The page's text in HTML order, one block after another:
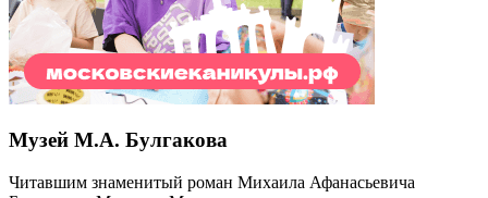
Музей М.А. Булгакова
Читавшим знаменитый роман Михаила Афанасьевича